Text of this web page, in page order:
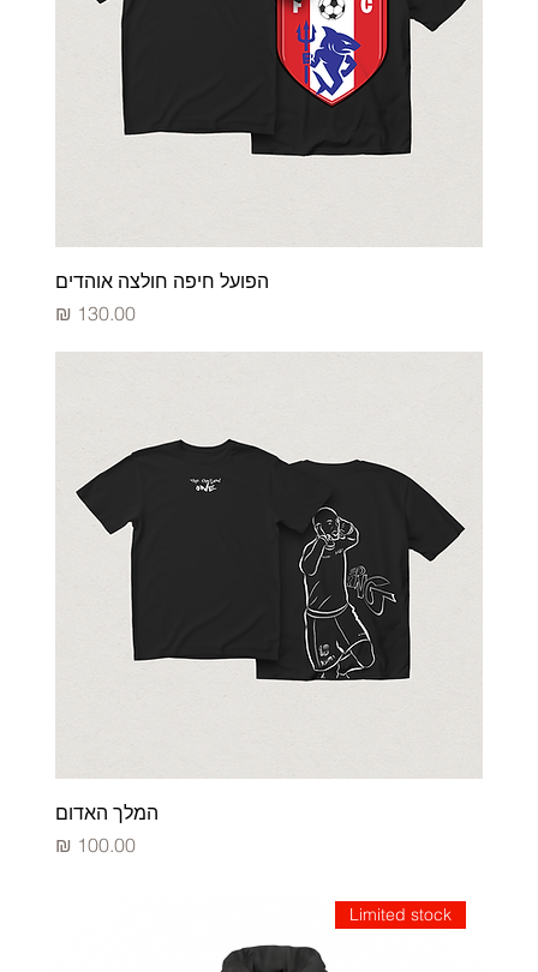
הפועל חיפה חולצה אוהדים
מחיר‏130.00 ‏₪
המלך האדום
מחיר‏100.00 ‏₪
Limited stock